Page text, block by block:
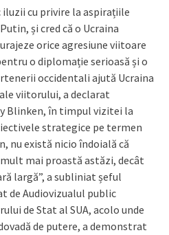
iluzii cu privire la aspirațiile
și cred că o Ucraina
orice agresiune viitoare
o diplomație serioasă și o
occidentali ajută Ucraina
viitorului, a declarat
Blinken, în timpul vizitei la
strategice pe termen
nu există nicio îndoială că
mai proastă astăzi, decât
largă”, a subliniat șeful
de Audiovizualul public
de Stat al SUA, acolo unde
de putere, a demonstrat